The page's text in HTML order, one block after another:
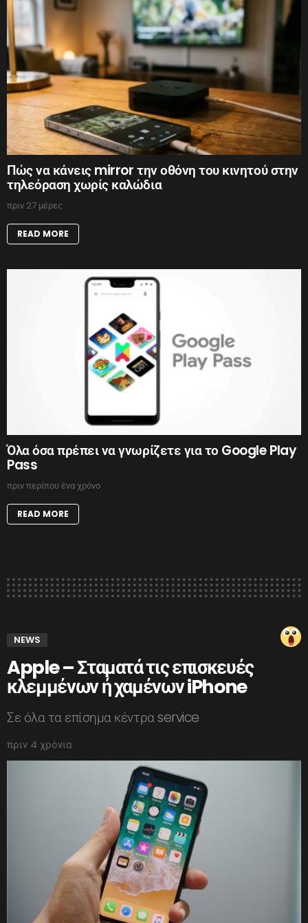
Πώς να κάνεις mirror την οθόνη του κινητού στην
τηλεόραση χωρίς καλώδια
πριν 27 μέρες
READ MORE
Όλα όσα πρέπει να γνωρίζετε για το Google Play
Pass
πριν περίπου ένα χρόνο
READ MORE
NEWS
Apple – Σταματά τις επισκευές
κλεμμένων ή χαμένων iPhone
Σε όλα τα επίσημα κέντρα service
πριν 4 χρόνια